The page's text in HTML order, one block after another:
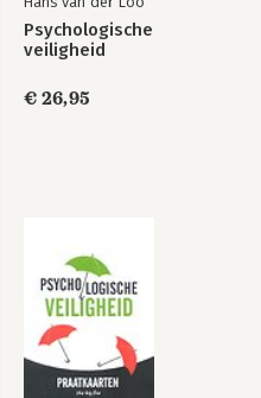
Psychologische
veiligheid
€ 26,95